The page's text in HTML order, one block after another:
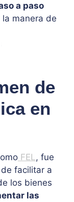
a paso
la manera de
de
en
FEL , fue
facilitar a
los bienes
las